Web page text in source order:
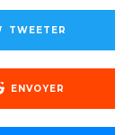
TWEETER
ENVOYER